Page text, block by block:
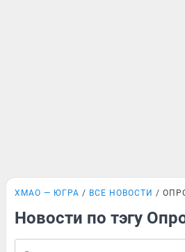
ХМАО — ЮГРА ВСЕ НОВОСТИ
Новости по тэгу